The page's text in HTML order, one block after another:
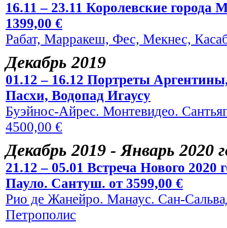
16.11 – 23.11 Королевские
1399,00 €
Рабат, Марракеш, Фес, Мекнес,
Декабрь 2019
01.12 – 16.12 Портреты
Пасхи, Водопад Игаусу
Буэйнос-Айрес. Монтевидео.
4500,00 €
Декабрь 2019 - Январь 2020
21.12 – 05.01 Встреча Нового
Пауло. Сантуш. от 3599,00 €
Рио де Жанейро. Манаус. Сан-
Петрополис